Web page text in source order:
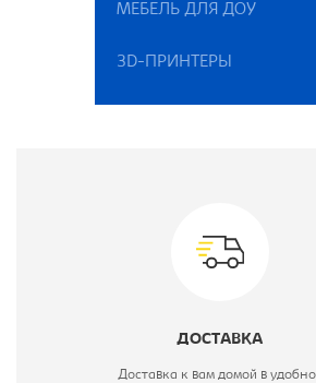
МЕБЕЛЬ ДЛЯ ДОУ
3D-ПРИНТЕРЫ
ДОСТАВКА
Доставка к вам домой в